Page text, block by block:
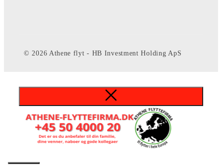
© 2026 Athene flyt - HB Investment Holding ApS